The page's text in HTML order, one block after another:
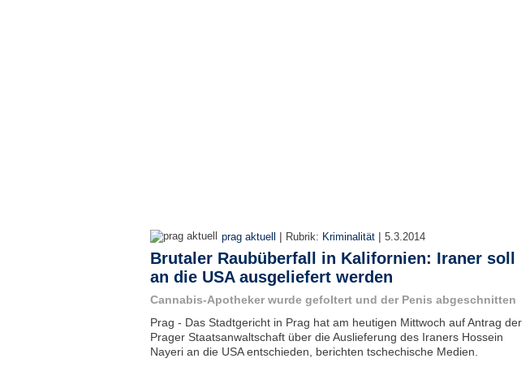
prag aktuell | Rubrik: Kriminalität | 5.3.2014
Brutaler Raubüberfall in Kalifornien: Iraner soll
an die USA ausgeliefert werden
Cannabis-Apotheker wurde gefoltert und der Penis abgeschnitten
Prag - Das Stadtgericht in Prag hat am heutigen Mittwoch auf Antrag der
Prager Staatsanwaltschaft über die Auslieferung des Iraners Hossein
Nayeri an die USA entschieden, berichten tschechische Medien.